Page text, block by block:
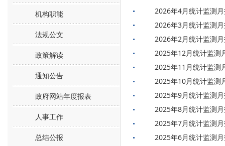
机构职能
法规公文
政策解读
通知公告
政府网站年度报表
人事工作
总结公报
2026年4月统计监测
2026年3月统计监测
2026年2月统计监测
2025年12月统计监测
2025年11月统计监测
2025年10月统计监测
2025年9月统计监测
2025年8月统计监测
2025年7月统计监测
2025年6月统计监测